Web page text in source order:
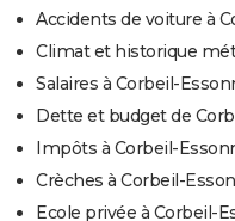
Accidents de voiture à
Climat et historique
Salaires à Corbeil-
Dette et budget de
Impôts à Corbeil-
Crèches à Corbeil-
Ecole privée à Corbeil-